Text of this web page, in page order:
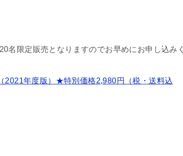
名限定販売となりますのでお早めにお申し込みく
2021年度版）★特別価格2,980円（税・送料込